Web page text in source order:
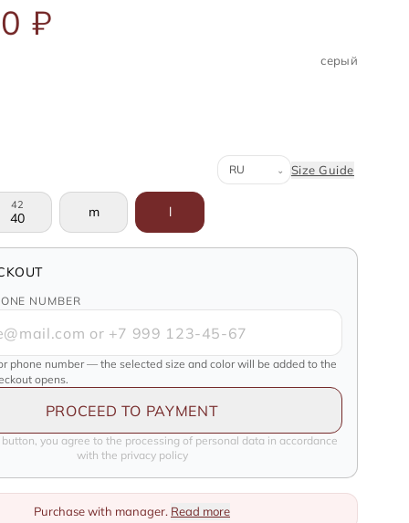
₽
серый
Система размеров
⌄ Size Guide
42
40 m l
NUMBER
phone number — the selected size and color will be added to the
opens.
PROCEED TO PAYMENT
you agree to the processing of personal data in accordance
with the privacy policy
Purchase with manager. Read more